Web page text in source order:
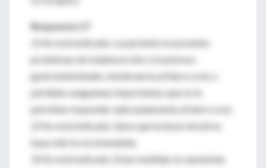
Respuesta 17
1) No está indicado. La paciente no presenta
problemas de malabsorción o trastornos
gastrointestinales, intolerancia al hierro oral, o
pérdidas sanguíneas importantes que no le
permitan responder adecuadamente al hierro oral.
2) No está indicado. Salvo que la dosis inicial no
haya sido la recomendada.
3) No está indicado. Estas medidas no aumentan